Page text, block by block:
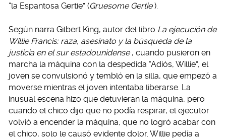
“la Espantosa Gertie” (Gruesome Gertie ).
Según narra Gilbert King, autor del libro La ejecución de
Willie Francis: raza, asesinato y la búsqueda de la
justicia en el sur estadounidense , cuando pusieron en
marcha la máquina con la despedida “Adiós, Willie”, el
joven se convulsionó y tembló en la silla, que empezó a
moverse mientras el joven intentaba liberarse. La
inusual escena hizo que detuvieran la máquina, pero
cuando el chico dijo que no podía respirar, el ejecutor
volvió a encender la máquina, que no logró acabar con
el chico, solo le causó evidente dolor. Willie pedía a